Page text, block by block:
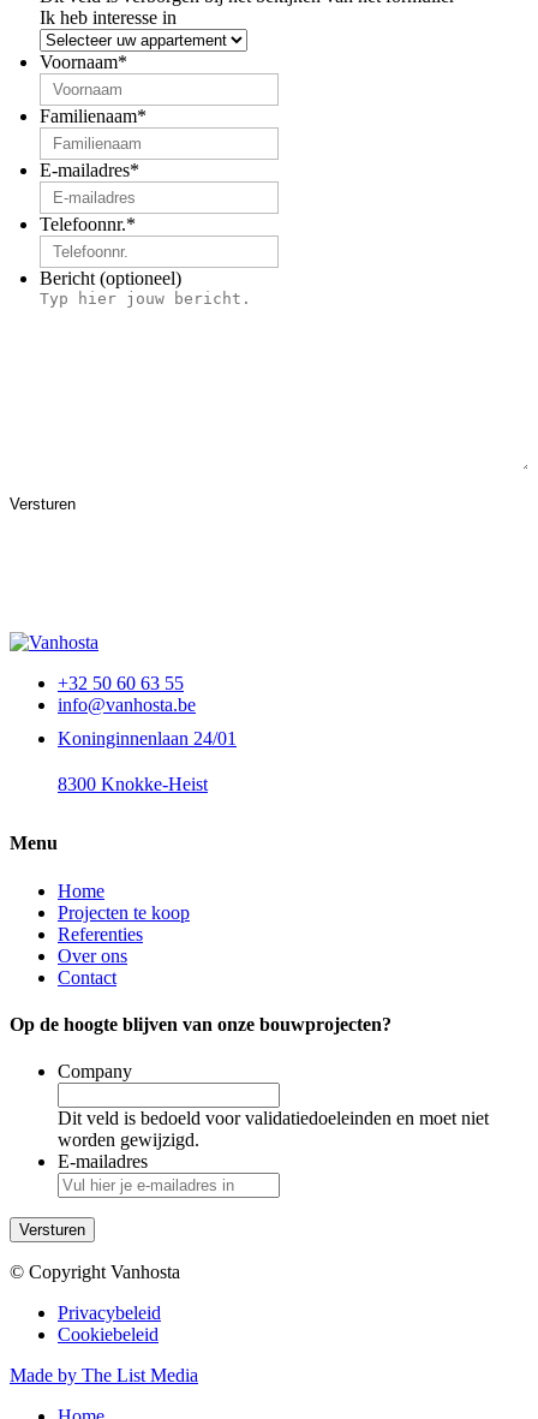
Ik heb interesse in
Voornaam*
Familienaam*
E-mailadres*
Telefoonnr.*
Bericht (optioneel)
+32 50 60 63 55
info@vanhosta.be
Koninginnenlaan 24/01
8300 Knokke-Heist
Menu
Home
Projecten te koop
Referenties
Over ons
Contact
Op de hoogte blijven van onze bouwprojecten?
Company
Dit veld is bedoeld voor validatiedoeleinden en moet niet
worden gewijzigd.
E-mailadres
© Copyright Vanhosta
Privacybeleid
Cookiebeleid
Made by The List Media